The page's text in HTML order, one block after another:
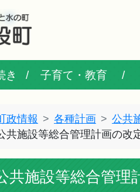
き 子育て・教育
政情報 各種計画
公共
共施設等総合管理計画の改
共施設等総合管理